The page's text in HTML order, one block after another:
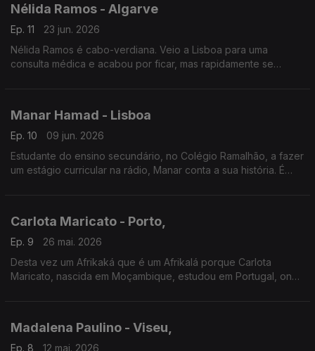
Nélida Ramos - Algarve
Ep. 11
23 jun. 2026
Nélida Ramos é cabo-verdiana. Veio a Lisboa para uma
consulta médica e acabou por ficar, mas rapidamente se
Manar Hamad - Lisboa
Ep. 10
09 jun. 2026
Estudante do ensino secundário, no Colégio Ramalhão, a fazer
um estágio curricular na rádio, Manar conta a sua história. É
Carlota Maricato - Porto,
Ep. 9
26 mai. 2026
Desta vez um Afrikaká que é um Afrikalá porque Carlota
Maricato, nascida em Moçambique, estudou em Portugal, onde
Madalena Paulino - Viseu,
Ep. 8
12 mai. 2026